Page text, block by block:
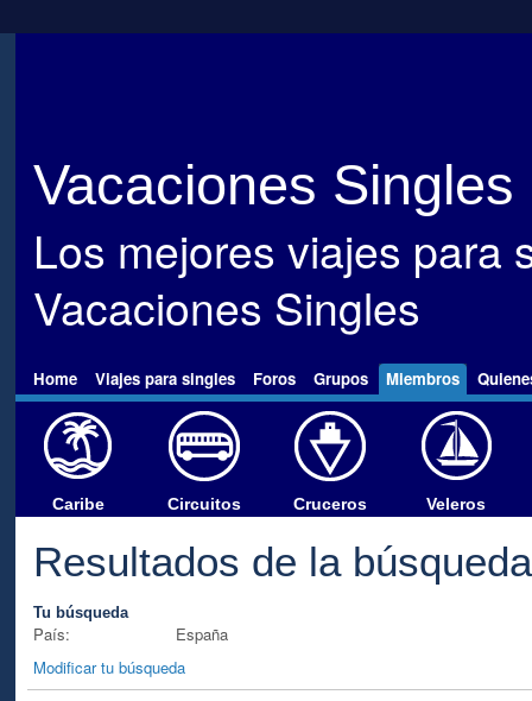
Vacaciones Singles
Los mejores viajes para
Vacaciones Singles
Home Viajes para singles Foros Grupos Miembros
Caribe Circuitos Cruceros Veleros
Resultados de la
Tu búsqueda
País:
España
Modificar tu búsqueda